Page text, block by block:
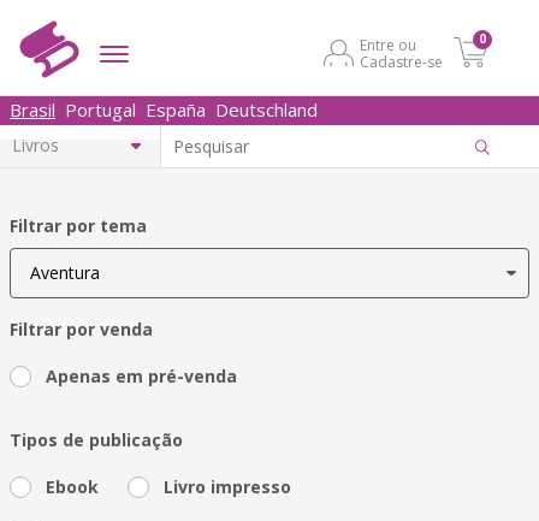
Entre ou
Cadastre-se
0
Brasil Portugal España Deutschland
Filtrar por tema
Filtrar por venda
Apenas em pré-venda
Tipos de publicação
Ebook Livro impresso